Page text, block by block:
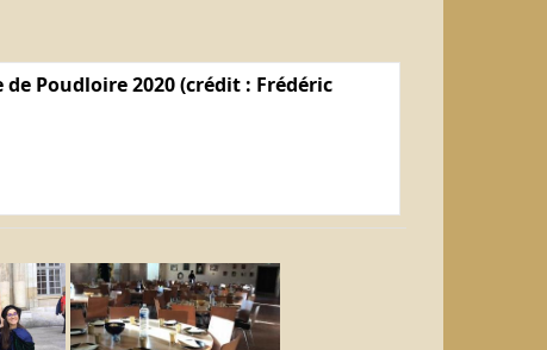
de Poudloire 2020 (crédit : Frédéric